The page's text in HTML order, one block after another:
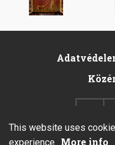
This website uses
experience. More info